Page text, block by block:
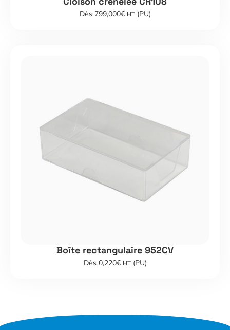
Dès 799,000€ HT(PU)
Boîte rectangulaire 952CV
Dès 0,220€ HT(PU)